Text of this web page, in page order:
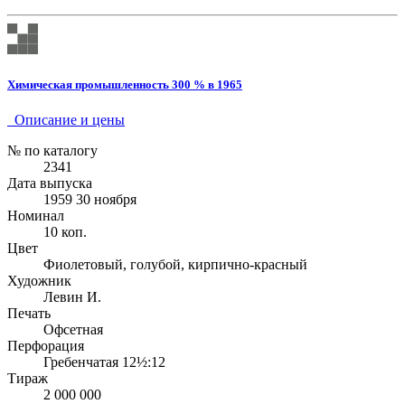
Химическая промышленность 300 % в 1965
Описание и цены
№ по каталогу
2341
Дата выпуска
1959 30 ноября
Номинал
10 коп.
Цвет
Фиолетовый, голубой, кирпично-красный
Художник
Левин И.
Печать
Офсетная
Перфорация
Гребенчатая 12½:12
Тираж
2 000 000